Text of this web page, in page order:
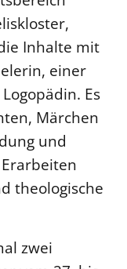
Inhalte mit
einer
Es
Märchen
und
theologische
zwei